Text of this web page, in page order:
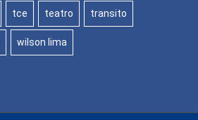
tce teatro transito
wilson lima